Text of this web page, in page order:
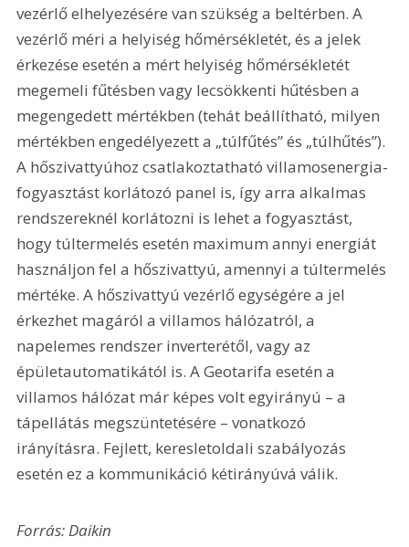
vezérlő elhelyezésére van szükség a beltérben. A
vezérlő méri a helyiség hőmérsékletét, és a jelek
érkezése esetén a mért helyiség hőmérsékletét
megemeli fűtésben vagy lecsökkenti hűtésben a
megengedett mértékben (tehát beállítható, milyen
mértékben engedélyezett a „túlfűtés” és „túlhűtés”).
A hőszivattyúhoz csatlakoztatható villamosenergia-
fogyasztást korlátozó panel is, így arra alkalmas
rendszereknél korlátozni is lehet a fogyasztást,
hogy túltermelés esetén maximum annyi energiát
használjon fel a hőszivattyú, amennyi a túltermelés
mértéke. A hőszivattyú vezérlő egységére a jel
érkezhet magáról a villamos hálózatról, a
napelemes rendszer inverterétől, vagy az
épületautomatikától is. A Geotarifa esetén a
villamos hálózat már képes volt egyirányú – a
tápellátás megszüntetésére – vonatkozó
irányításra. Fejlett, keresletoldali szabályozás
esetén ez a kommunikáció kétirányúvá válik.
Forrás: Daikin